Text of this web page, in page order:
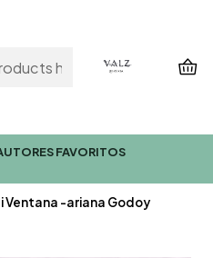
FAVORITOS
Ventana -ariana Godoy